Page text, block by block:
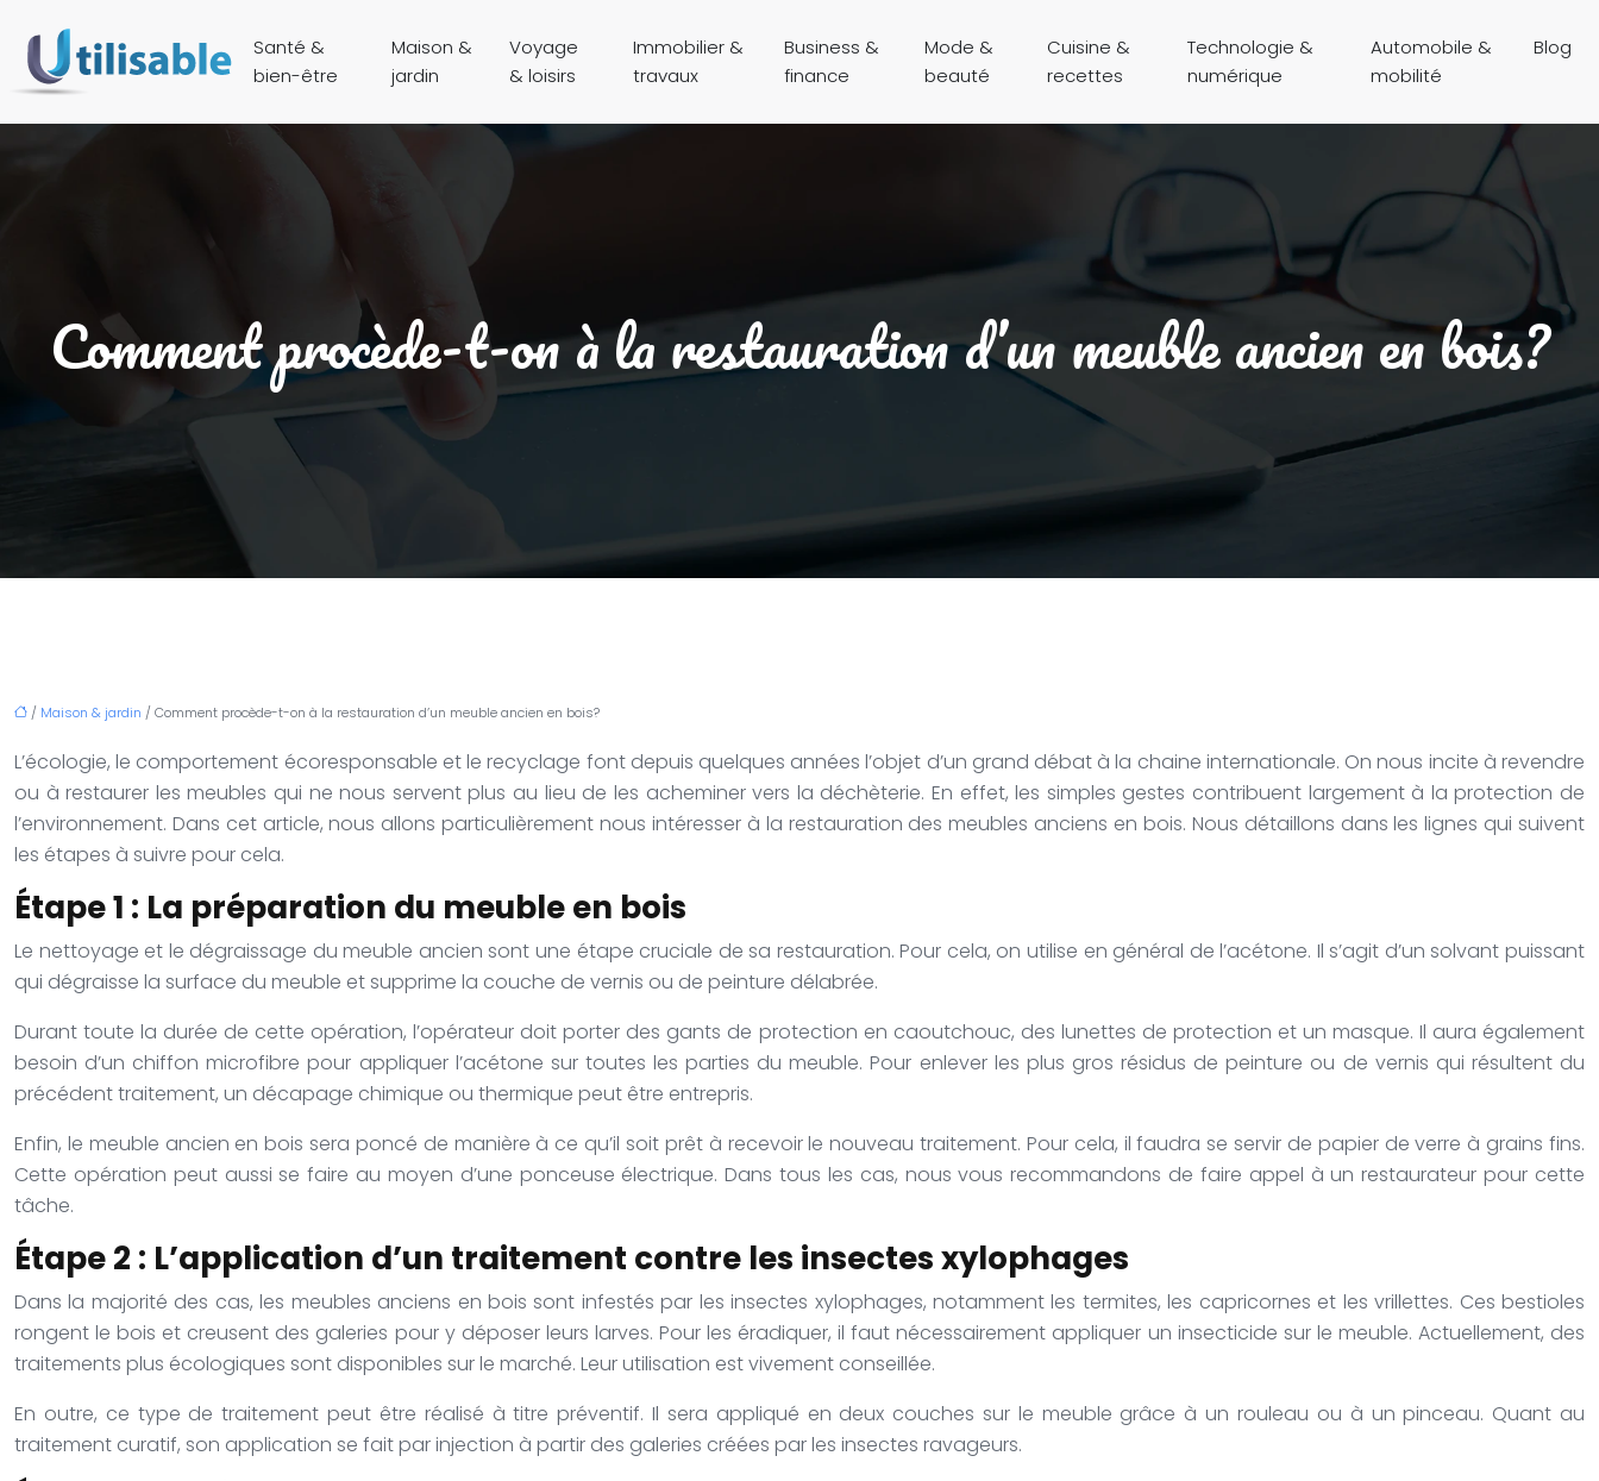
Santé &
bien-être
Maison &
jardin
Voyage
& loisirs
Immobilier &
travaux
Business &
finance
Mode &
beauté
Cuisine &
recettes
Technologie &
numérique
Automobile &
mobilité
Blog
Comment procède-t-on à la restauration d’un meuble ancien en bois?
/ Maison & jardin / Comment procède-t-on à la restauration d’un meuble ancien en bois?
L’écologie, le comportement écoresponsable et le recyclage font depuis quelques années l’objet d’un grand débat à la chaine internationale. On nous incite à revendre
ou à restaurer les meubles qui ne nous servent plus au lieu de les acheminer vers la déchèterie. En effet, les simples gestes contribuent largement à la protection de
l’environnement. Dans cet article, nous allons particulièrement nous intéresser à la restauration des meubles anciens en bois. Nous détaillons dans les lignes qui suivent
les étapes à suivre pour cela.
Étape 1 : La préparation du meuble en bois
Le nettoyage et le dégraissage du meuble ancien sont une étape cruciale de sa restauration. Pour cela, on utilise en général de l’acétone. Il s’agit d’un solvant puissant
qui dégraisse la surface du meuble et supprime la couche de vernis ou de peinture délabrée.
Durant toute la durée de cette opération, l’opérateur doit porter des gants de protection en caoutchouc, des lunettes de protection et un masque. Il aura également
besoin d’un chiffon microfibre pour appliquer l’acétone sur toutes les parties du meuble. Pour enlever les plus gros résidus de peinture ou de vernis qui résultent du
précédent traitement, un décapage chimique ou thermique peut être entrepris.
Enfin, le meuble ancien en bois sera poncé de manière à ce qu’il soit prêt à recevoir le nouveau traitement. Pour cela, il faudra se servir de papier de verre à grains fins.
Cette opération peut aussi se faire au moyen d’une ponceuse électrique. Dans tous les cas, nous vous recommandons de faire appel à un restaurateur pour cette
tâche.
Étape 2 : L’application d’un traitement contre les insectes xylophages
Dans la majorité des cas, les meubles anciens en bois sont infestés par les insectes xylophages, notamment les termites, les capricornes et les vrillettes. Ces bestioles
rongent le bois et creusent des galeries pour y déposer leurs larves. Pour les éradiquer, il faut nécessairement appliquer un insecticide sur le meuble. Actuellement, des
traitements plus écologiques sont disponibles sur le marché. Leur utilisation est vivement conseillée.
En outre, ce type de traitement peut être réalisé à titre préventif. Il sera appliqué en deux couches sur le meuble grâce à un rouleau ou à un pinceau. Quant au
traitement curatif, son application se fait par injection à partir des galeries créées par les insectes ravageurs.